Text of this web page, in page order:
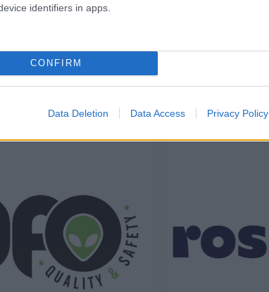
identifiers in apps.
CONFIRM
Data Deletion Data Access Privacy Policy
I nostri Marchi